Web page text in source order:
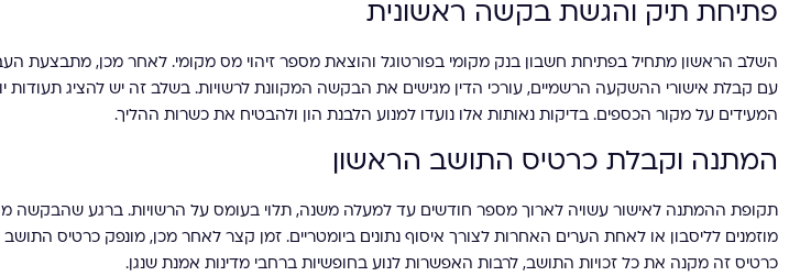
פתיחת תיק והגשת בקשה ראשונית
השלב הראשון מתחיל בפתיחת חשבון בנק מקומי בפורטוגל והוצאת מספר זיהוי מס מקומי. לאחר מכן, מתבצעת
עם קבלת אישורי ההשקעה הרשמיים, עורכי הדין מגישים את הבקשה המקוונת לרשויות. בשלב זה יש להציג תעודות
המעידים על מקור הכספים. בדיקות נאותות אלו נועדו למנוע הלבנת הון ולהבטיח את כשרות ההליך.
המתנה וקבלת כרטיס התושב הראשון
תקופת ההמתנה לאישור עשויה לארוך מספר חודשים עד למעלה משנה, תלוי בעומס על הרשויות. ברגע שהבקשה
מוזמנים לליסבון או לאחת הערים האחרות לצורך איסוף נתונים ביומטריים. זמן קצר לאחר מכן, מונפק כרטיס
כרטיס זה מקנה את כל זכויות התושב, לרבות האפשרות לנוע בחופשיות ברחבי מדינות אמנת שנגן.